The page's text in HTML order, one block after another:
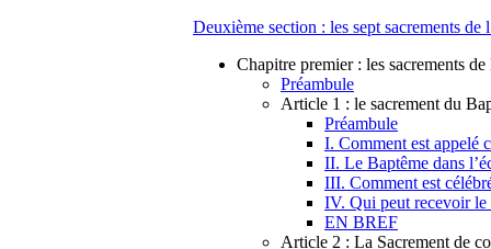
Deuxième section : les sept sacrements de
Chapitre premier : les sacrements
Préambule
Article 1 : le sacrement du
Préambule
I. Comment est appelé
II. Le Baptême dans
III. Comment est
IV. Qui peut recevoir le
EN BREF
Article 2 : La Sacrement de